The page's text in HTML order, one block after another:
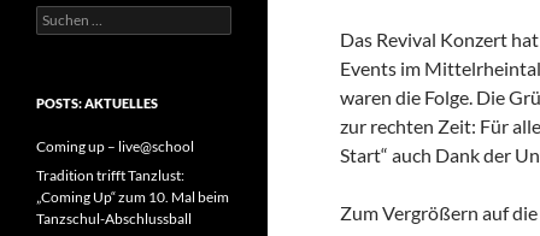
Das Revival Konzert
Events im
waren die Folge. Die
zur rechten Zeit: Für
Start“ auch Dank der
Zum Vergrößern auf
Suchen
nach:
POSTS: AKTUELLES
Coming up – live@school
Tradition trifft Tanzlust:
„Coming Up“ zum 10. Mal beim
Tanzschul-Abschlussball